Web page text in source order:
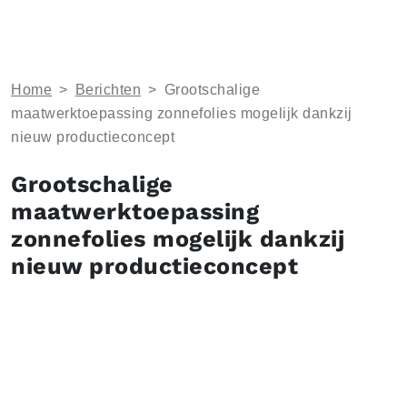
Home > Berichten > Grootschalige
maatwerktoepassing zonnefolies mogelijk dankzij
nieuw productieconcept
Grootschalige
maatwerktoepassing
zonnefolies mogelijk dankzij
nieuw productieconcept